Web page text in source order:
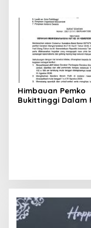
Himbauan Pemko
Bukittinggi Dalam